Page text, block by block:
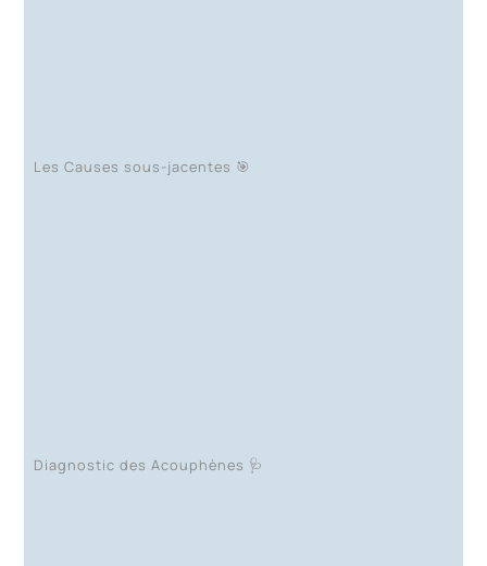
Les Causes sous-jacentes 🎯
Diagnostic des Acouphènes 🩺